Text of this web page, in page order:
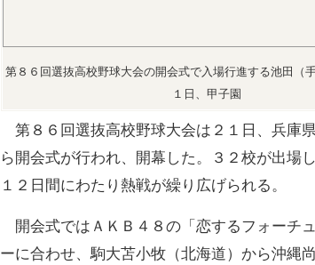
第８６回選抜高校野球大会の開会式で入場行進する池田（
１日、甲子園
第８６回選抜高校野球大会は２１日、兵庫
ら開会式が行われ、開幕した。３２校が出場
１２日間にわたり熱戦が繰り広げられる。
開会式ではＡＫＢ４８の「恋するフォーチ
ーに合わせ、駒大苫小牧（北海道）から沖縄